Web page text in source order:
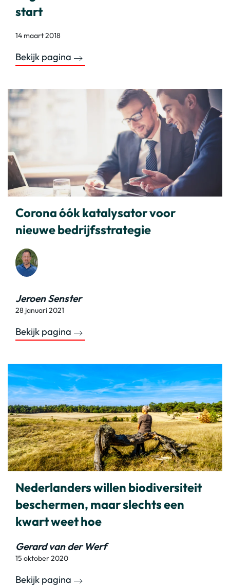
start
14 maart 2018
Bekijk pagina
Corona óók katalysator voor
nieuwe bedrijfsstrategie
Jeroen Senster
28 januari 2021
Bekijk pagina
Nederlanders willen biodiversiteit
beschermen, maar slechts een
kwart weet hoe
Gerard van der Werf
15 oktober 2020
Bekijk pagina